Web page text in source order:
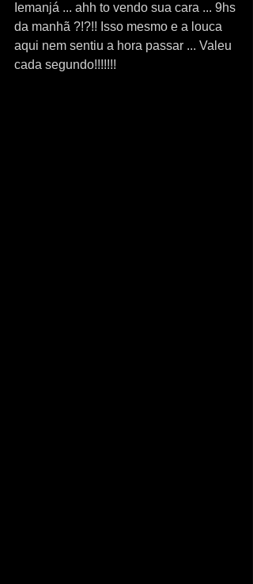
Iemanjá ... ahh to vendo sua cara ... 9hs
da manhã ?!?!! Isso mesmo e a louca
aqui nem sentiu a hora passar ... Valeu
cada segundo!!!!!!!